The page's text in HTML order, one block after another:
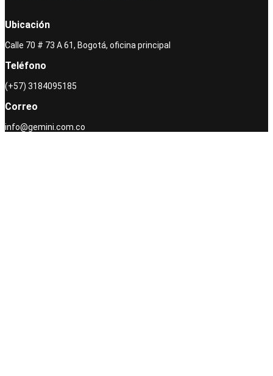
Ubicación
Calle 70 # 73 A 61, Bogotá, oficina principal
Teléfono
(+57) 3184095185
Correo
info@gemini.com.co